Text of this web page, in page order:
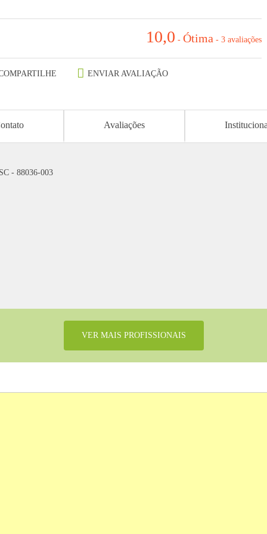
10,0 -Ótima -3 avaliações
ENVIAR AVALIAÇÃO
Avaliações
- 88036-003
VER MAIS PROFISSIONAIS